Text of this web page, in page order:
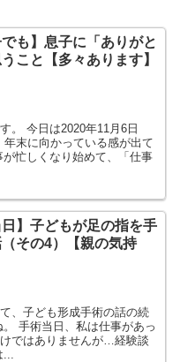
でも】息子に「ありがと
こと【多々あります】
。 今日は2020年11月6日
年末に向かっている感が出て
忙しくなり始めて、「仕事
日】子どもが足の指を手
その4）【親の気持
、子ども形成手術の話の続
手術当日、私は仕事があっ
ではありませんが…経験談